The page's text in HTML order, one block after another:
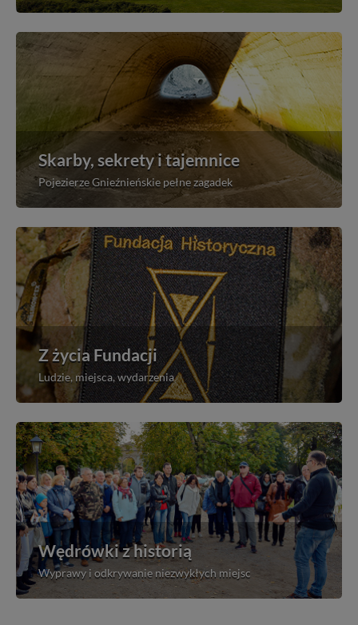
Skarby, sekrety i tajemnice
Pojezierze Gnieźnieńskie pełne zagadek
Z życia Fundacji
Ludzie, miejsca, wydarzenia
Wędrówki z historią
Wyprawy i odkrywanie niezwykłych miejsc